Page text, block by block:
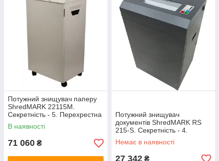
заощаджують витрату електроенергії і її інтелектуальним
витратою, що передбачає енергозберігаючий режим. Якщо
протягом 4-х годин не користуватися обладнанням, шредер
повністю відключається (нульове споживання енергії).
До окремого розділу архівних знищувачів можна віднести
шредери, оснащені функцією SECURIO.
Потужний знищувач паперу
ShredMARK 22115M.
Секретність - 5. Перехрестна
різка (2х15)
В наявності
71 060 ₴
Потужний знищувач
документів ShredMARK RS
215-S. Секретність - 4.
Перехрестна різка (4х38)
Немає в наявності
27 342 ₴